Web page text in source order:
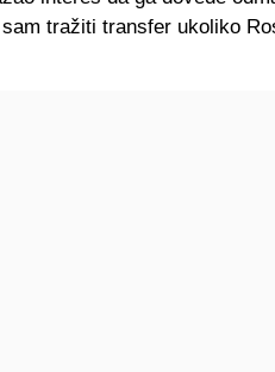
tražiti transfer ukoliko